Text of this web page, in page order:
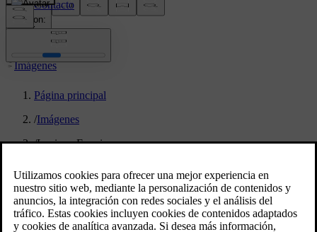
location:
PY
Imágenes
Página principal
/Imágenes
/Luciano Ferreira
Luciano Ferreira